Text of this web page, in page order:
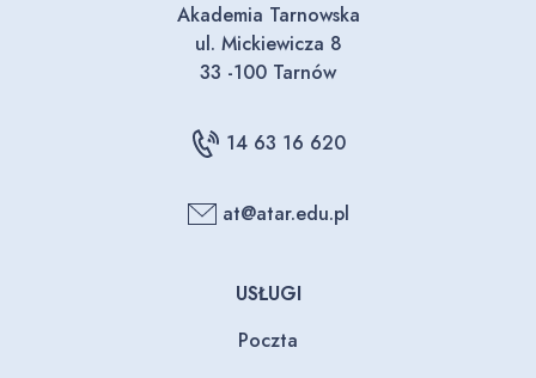
Akademia Tarnowska
ul. Mickiewicza 8
33 -100 Tarnów
14 63 16 620
at@atar.edu.pl
USŁUGI
Poczta